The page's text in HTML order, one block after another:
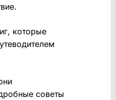
которые
советы